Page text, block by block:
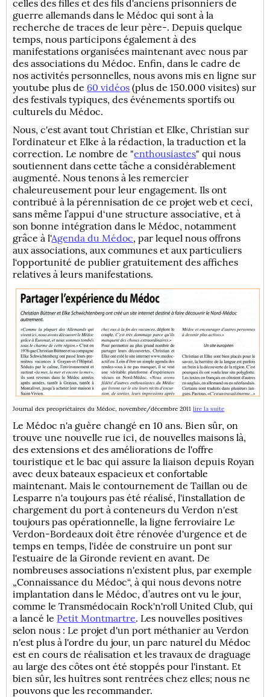
celles des filles et des fils d'anciens prisonniers de
guerre allemands dans le Médoc qui sont à la
recherche de traces de leur père-. Depuis quelque
temps, nous participons également à des
manifestations organisées maintenant avec nous par
des associations du Médoc. Enfin, dans le cadre de
nos activités personnelles, nous avons mis en ligne sur
youtube plus de 60 vidéos (plus de 150.000 visites) sur
des festivals typiques, des événements sportifs ou
culturels du Médoc.
Nous, c'est avant tout Christian et Elke, Christian sur
l'ordinateur et Elke à la rédaction, la traduction et la
correction. Le nombre de "enthousiastes" qui nous
soutiennent dans cette tâche a considérablement
augmenté. Nous tenons à les remercier
chaleureusement pour leur engagement. Ils ont
contribué à la pérennisation de ce projet web et ceci,
sans même l’appui d‘une structure associative, et à
son bonne intégration dans le Médoc, notamment
grâce à l'Agenda du Médoc, par lequel nous offrons
aux associations, aux communes et aux particuliers
l‘opportunité de publier gratuitement des affiches
relatives à leurs manifestations.
Journal des preopriétaires du Médoc, novembre/décembre 2011lire la suite
Le Médoc n'a guère changé en 10 ans. Bien sûr, on
trouve une nouvelle rue ici, de nouvelles maisons là,
des extensions et des améliorations de l'offre
touristique et le bac qui assure la liaison depuis Royan
avec deux bateaux espacieux et confortable
maintenant. Mais le contournement de Taillan ou de
Lesparre n'a toujours pas été réalisé, l'installation de
chargement du port à conteneurs du Verdon n'est
toujours pas opérationnelle, la ligne ferroviaire Le
Verdon-Bordeaux doit être rénovée d'urgence et de
temps en temps, l'idée de construire un pont sur
l'estuaire de la Gironde revient en avant. De
nombreuses associations n'existent plus, par exemple
„Connaissance du Médoc“, à qui nous devons notre
implantation dans le Médoc, d’autres ont vu le jour,
comme le Transmédocain Rock'n'roll United Club, qui
a lancé le Petit Montmartre. Les nouvelles positives
selon nous : Le projet d'un port méthanier au Verdon
n'est plus à l'ordre du jour, un parc naturel du Médoc
est en cours de réalisation et les travaux de draguage
au large des côtes ont été stoppés pour l'instant. Et
bien sûr, les huîtres sont rentrées chez elles; nous ne
pouvons que les recommander.